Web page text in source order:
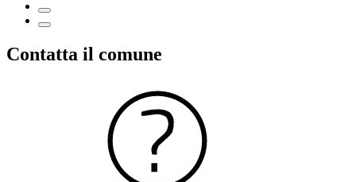
Contatta il comune